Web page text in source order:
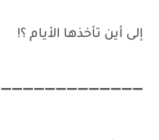
إلى أين تأخذها الأيام ؟!
➖➖➖➖➖➖➖➖➖➖➖➖➖